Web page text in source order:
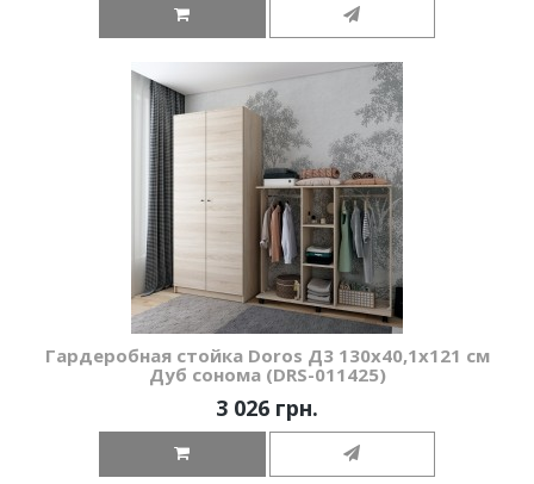
Гардеробная стойка Doros Д3 130х40,1х121 см
Дуб сонома (DRS-011425)
3 026 грн.